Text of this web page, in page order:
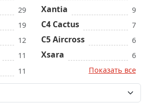
29
19
12
11
11
Xantia 9
C4 Cactus 7
C5 Aircross 6
Xsara
6
Показать все